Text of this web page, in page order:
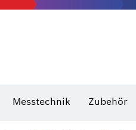
Messtechnik Zubehör